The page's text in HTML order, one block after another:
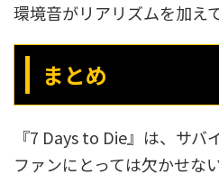
環境音がリアリズムを加え
まとめ
『7 Days to Die』は、サバ
ファンにとっては欠かせな